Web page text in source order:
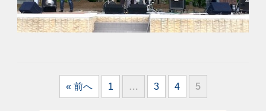
« 前へ 1 … 3 4 5